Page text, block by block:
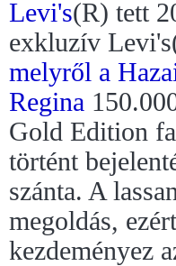
Levi's(R) tett
exkluzív
melyről a
Regina
Gold Edition
történt
szánta. A
megoldás,
kezdeményez